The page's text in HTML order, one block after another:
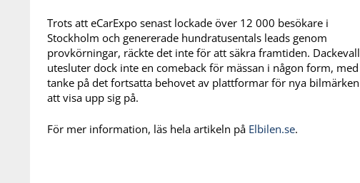
Trots att eCarExpo senast lockade över 12 000 besökare i
Stockholm och genererade hundratusentals leads genom
provkörningar, räckte det inte för att säkra framtiden. Dackevall
utesluter dock inte en comeback för mässan i någon form, med
tanke på det fortsatta behovet av plattformar för nya bilmärken
att visa upp sig på.
För mer information, läs hela artikeln på Elbilen.se.